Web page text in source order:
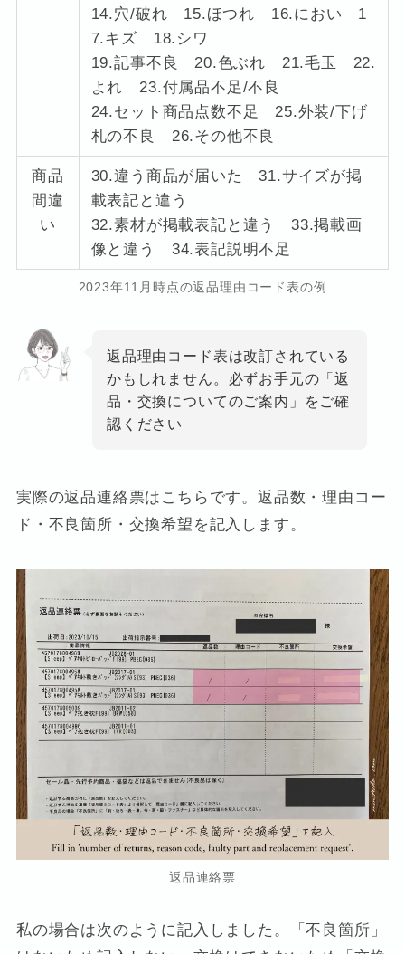
14.穴/破れ 15.ほつれ 16.におい 1
7.キズ 18.シワ
19.記事不良 20.色ぶれ 21.毛玉 22.
よれ 23.付属品不足/不良
24.セット商品点数不足 25.外装/下げ
札の不良 26.その他不良
商品
間違
い
30.違う商品が届いた 31.サイズが掲
載表記と違う
32.素材が掲載表記と違う 33.掲載画
像と違う 34.表記説明不足
2023年11月時点の返品理由コード表の例
返品理由コード表は改訂されている
かもしれません。必ずお手元の「返
品・交換についてのご案内」をご確
認ください
実際の返品連絡票はこちらです。返品数・理由コー
ド・不良箇所・交換希望を記入します。
返品連絡票
私の場合は次のように記入しました。「不良箇所」